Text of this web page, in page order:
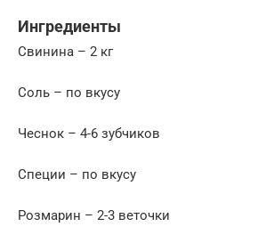
Ингредиенты
Свинина – 2 кг
Соль – по вкусу
Чеснок – 4-6 зубчиков
Специи – по вкусу
Розмарин – 2-3 веточки